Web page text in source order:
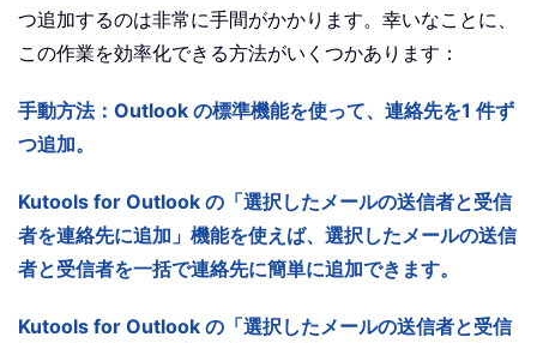
つ追加するのは非常に手間がかかります。幸いなことに、
この作業を効率化できる方法がいくつかあります：
手動方法：Outlook の標準機能を使って、連絡先を1 件ず
つ追加。
Kutools for Outlook の「選択したメールの送信者と受信
者を連絡先に追加」機能を使えば、選択したメールの送信
者と受信者を一括で連絡先に簡単に追加できます。
Kutools for Outlook の「選択したメールの送信者と受信